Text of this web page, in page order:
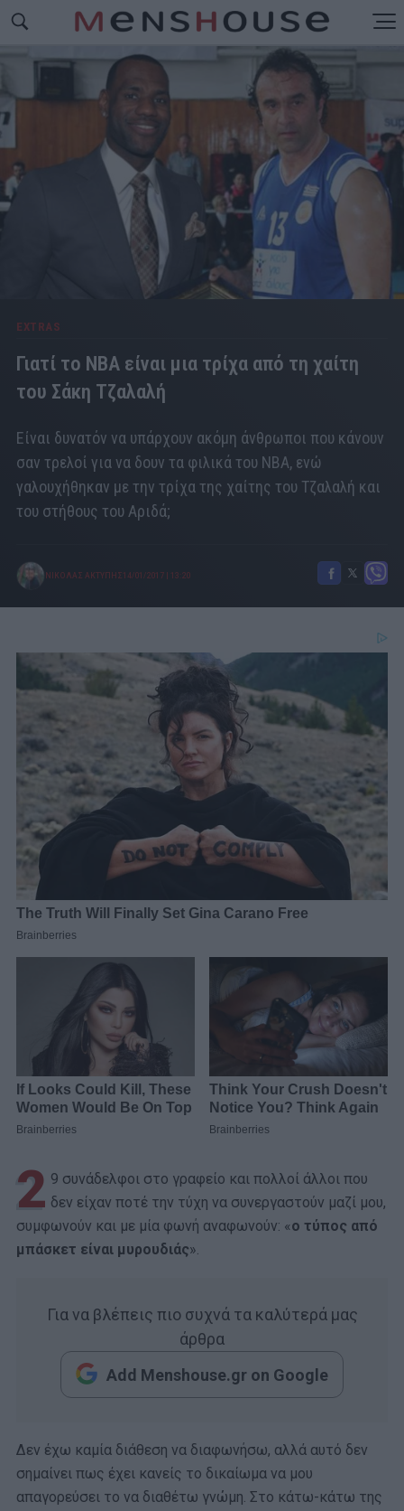
EXTRAS
Γιατί το NBA είναι μια τρίχα από τη χαίτη
του Σάκη Τζαλαλή
Είναι δυνατόν να υπάρχουν ακόμη άνθρωποι που κάνουν
σαν τρελοί για να δουν τα φιλικά του NBA, ενώ
γαλουχήθηκαν με την τρίχα της χαίτης του Τζαλαλή και
του στήθους του Αριδά;
ΝΙΚΟΛΑΣ ΑΚΤΥΠΗΣ 14/01/2017 13:20
2 9 συνάδελφοι στο γραφείο και πολλοί άλλοι που
δεν είχαν ποτέ την τύχη να συνεργαστούν μαζί μου,
συμφωνούν και με μία φωνή αναφωνούν: «ο τύπος από
μπάσκετ είναι μυρουδιάς».
Για να βλέπεις πιο συχνά τα καλύτερά μας
άρθρα
Add Menshouse.gr on Google
Δεν έχω καμία διάθεση να διαφωνήσω, αλλά αυτό δεν
σημαίνει πως έχει κανείς το δικαίωμα να μου
απαγορεύσει το να διαθέτω γνώμη. Στο κάτω-κάτω της